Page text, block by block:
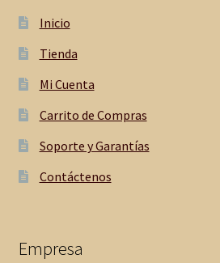
Inicio
Tienda
Mi Cuenta
Carrito de Compras
Soporte y Garantías
Contáctenos
Empresa